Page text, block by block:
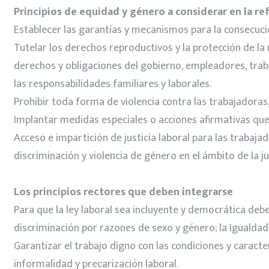
Principios de equidad y género a considerar en la
Establecer las garantías y mecanismos para la
Tutelar los derechos reproductivos y la protección de
derechos y obligaciones del gobierno, empleadores,
las responsabilidades familiares y laborales.
Prohibir toda forma de violencia contra las
Implantar medidas especiales o acciones afirmativas
Acceso e impartición de justicia laboral para las
discriminación y violencia de género en el ámbito de la
Los principios rectores que deben integrarse
Para que la ley laboral sea incluyente y democrática
discriminación por razones de sexo y género; la
Garantizar el trabajo digno con las condiciones y
informalidad y precarización laboral.